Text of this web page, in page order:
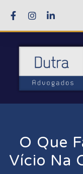
O Que
Vício Na